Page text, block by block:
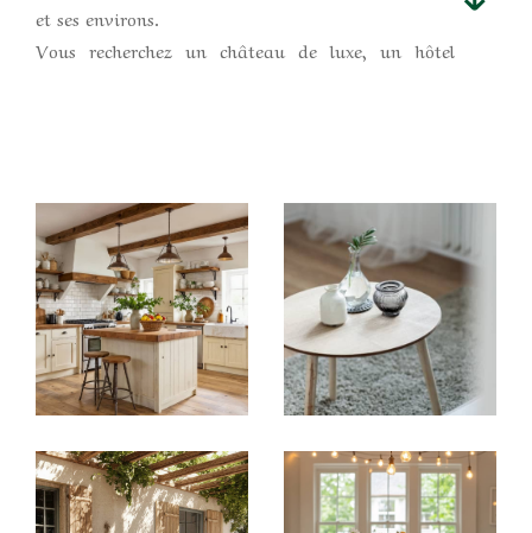
et ses environs.
Vous recherchez un château de luxe, un hôtel
Parcourez nosannonces immobilières de
châteaux,propriétés,domaines, hôtelset tous
nos autres biens luxueux à vendre sur le secteur de
Tours et dans l'Indre-et-Loire. Nos conseillers
vous accompagnent dans toutes vos recherches
immobilières dans le secteur de Tours,
de vente, achat ou toutes demandes
d'informations, n'hésitez pas à nous appeler, la